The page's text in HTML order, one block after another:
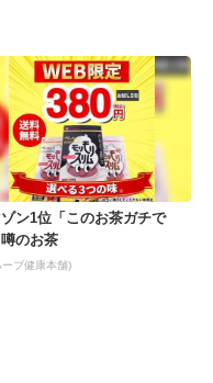
ン1位「このお茶ガチで
のお茶
ーブ健康本舗)